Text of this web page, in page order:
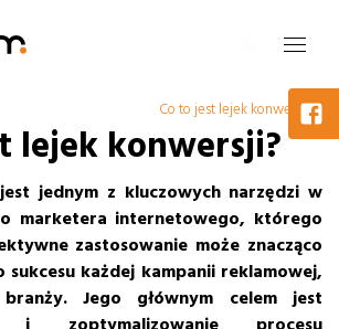
Co to jest lejek konwersji?
lejek konwersji?
jednym z kluczowych narzędzi w
marketera internetowego, którego
zastosowanie może znacząco
sukcesu każdej kampanii reklamowej,
Jego głównym celem jest